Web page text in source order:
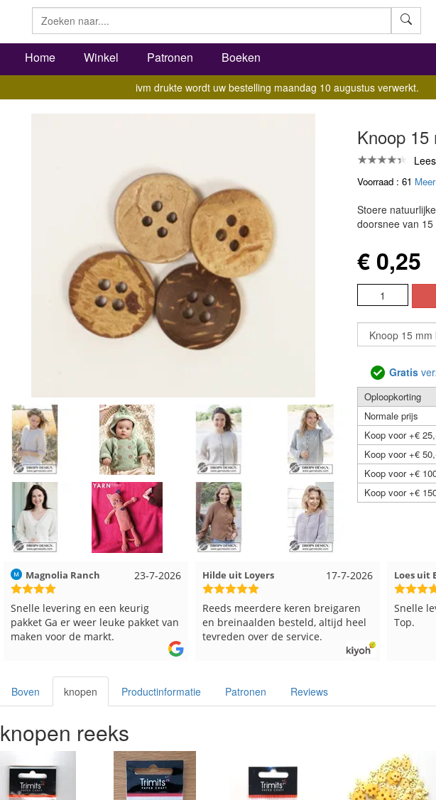
Home Winkel Patronen Boeken
ivm drukte wordt uw bestelling maandag 10 augustus verwerkt.
Knoop
Voorraad : 61
Stoere
doorsnee van 15
€ 0,25
Gratis
Oploopkorting
Normale prijs
Koop voor +€
Koop voor +€
Koop voor +€
Koop voor +€
23-7-2026
Magnolia Ranch
Snelle levering en een keurig
pakket Ga er weer leuke pakket van
maken voor de markt.
17-7-2026
Hilde uit Loyers
Reeds meerdere keren breigaren
en breinaalden besteld, altijd heel
tevreden over de service.
Loes uit
Snelle
Top.
Boven knopen Productinformatie Patronen Reviews
knopen reeks